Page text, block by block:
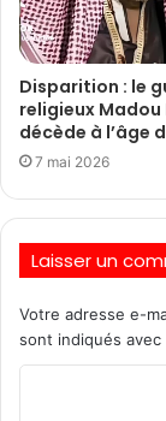
Disparition : le
religieux
décède à l’âge
7 mai 2026
Laisser un
Votre adresse e-
sont indiqués avec